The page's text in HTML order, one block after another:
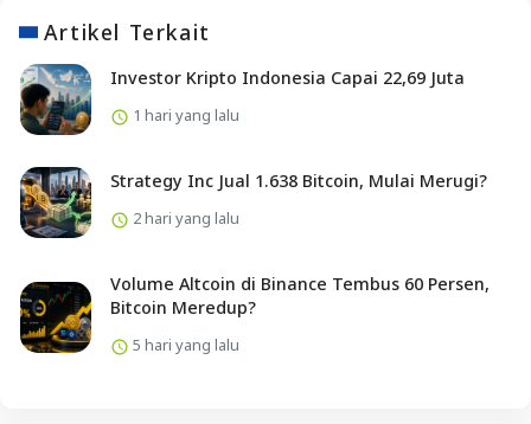
Artikel Terkait
Investor Kripto Indonesia Capai 22,69 Juta
1 hari yang lalu
Strategy Inc Jual 1.638 Bitcoin, Mulai Merugi?
2 hari yang lalu
Volume Altcoin di Binance Tembus 60 Persen,
Bitcoin Meredup?
5 hari yang lalu